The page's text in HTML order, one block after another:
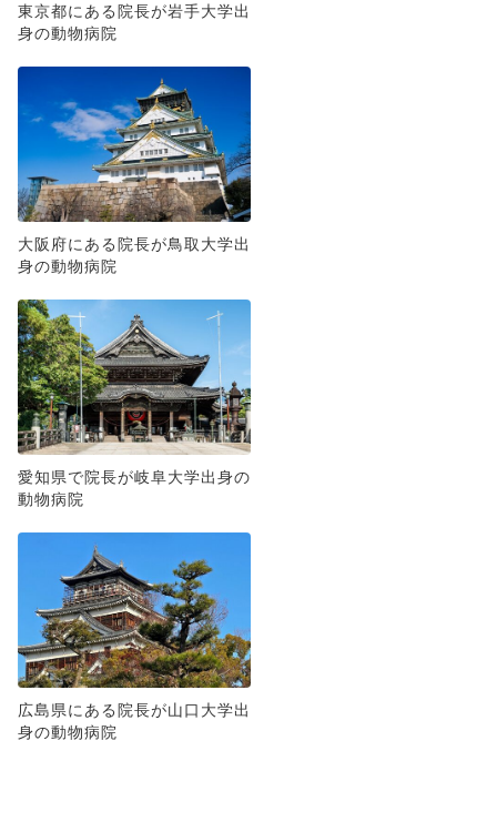
東京都にある院長が岩手大学出
身の動物病院
大阪府にある院長が鳥取大学出
身の動物病院
愛知県で院長が岐阜大学出身の
動物病院
広島県にある院長が山口大学出
身の動物病院